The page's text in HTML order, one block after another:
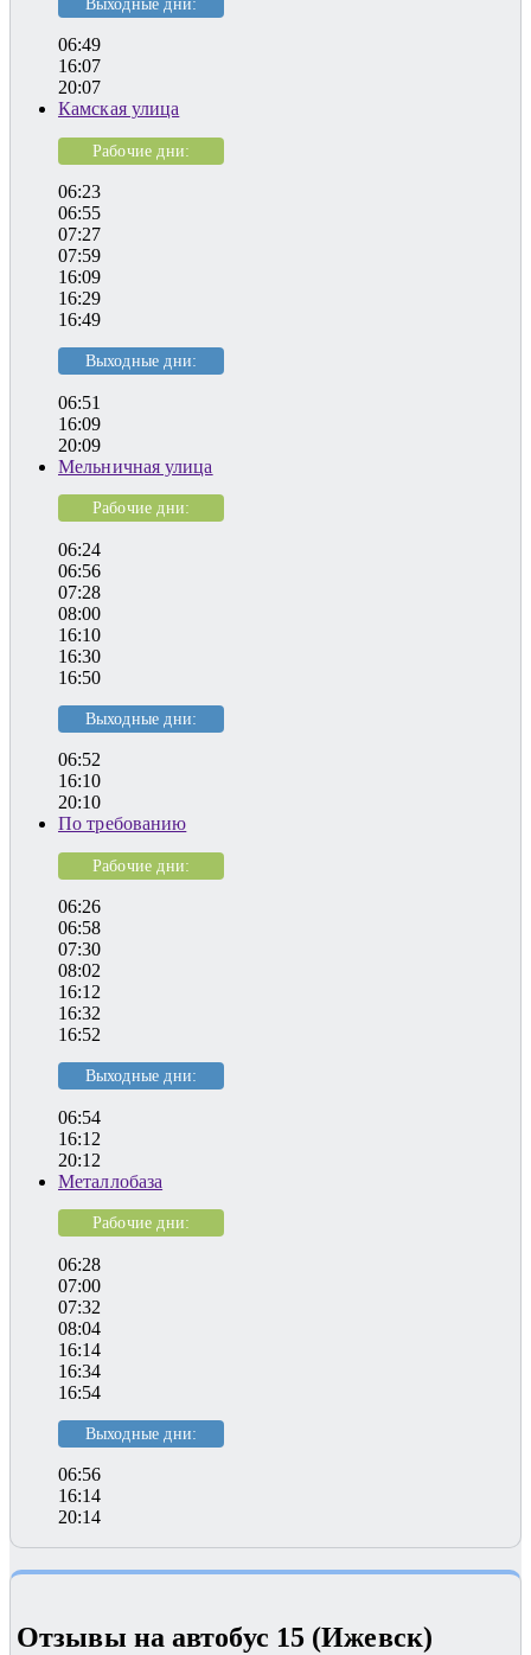
06:49
16:07
20:07
Камская улица
Рабочие дни:
06:23
06:55
07:27
07:59
16:09
16:29
16:49
Выходные дни:
06:51
16:09
20:09
Мельничная улица
Рабочие дни:
06:24
06:56
07:28
08:00
16:10
16:30
16:50
Выходные дни:
06:52
16:10
20:10
По требованию
Рабочие дни:
06:26
06:58
07:30
08:02
16:12
16:32
16:52
Выходные дни:
06:54
16:12
20:12
Металлобаза
Рабочие дни:
06:28
07:00
07:32
08:04
16:14
16:34
16:54
Выходные дни:
06:56
16:14
20:14
Отзывы на автобус 15 (Ижевск)